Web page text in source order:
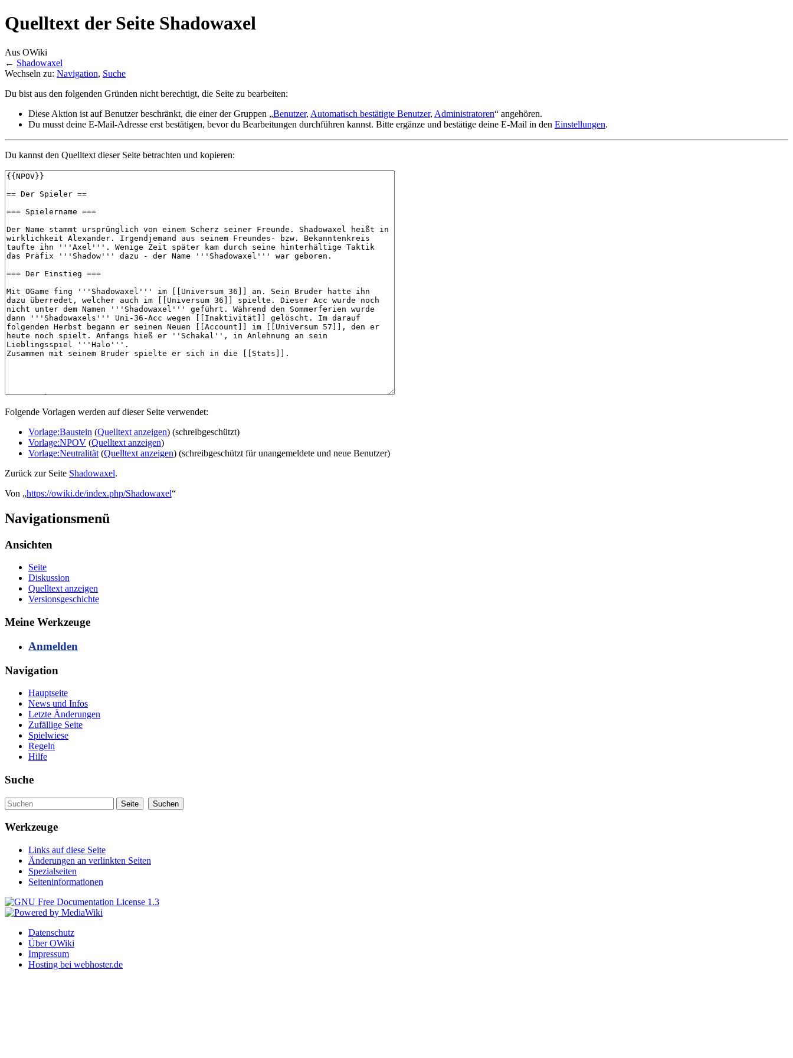
Quelltext der Seite Shadowaxel
Aus OWiki
← Shadowaxel
Wechseln zu: Navigation, Suche
Du bist aus den folgenden Gründen nicht berechtigt, die Seite zu bearbeiten:
Diese Aktion ist auf Benutzer beschränkt, die einer der Gruppen „Benutzer, Automatisch bestätigte Benutzer, Administratoren“ angehören.
Du musst deine E-Mail-Adresse erst bestätigen, bevor du Bearbeitungen durchführen kannst. Bitte ergänze und bestätige deine E-Mail in den Einstellungen.
Du kannst den Quelltext dieser Seite betrachten und kopieren:
Folgende Vorlagen werden auf dieser Seite verwendet:
Vorlage:Baustein (Quelltext anzeigen) (schreibgeschützt)
Vorlage:NPOV (Quelltext anzeigen)
Vorlage:Neutralität (Quelltext anzeigen) (schreibgeschützt für unangemeldete und neue Benutzer)
Zurück zur Seite Shadowaxel.
Von „https://owiki.de/index.php/Shadowaxel“
Navigationsmenü
Ansichten
Seite
Diskussion
Quelltext anzeigen
Versionsgeschichte
Meine Werkzeuge
Anmelden
Navigation
Hauptseite
News und Infos
Letzte Änderungen
Zufällige Seite
Spielwiese
Regeln
Hilfe
Suche
Werkzeuge
Links auf diese Seite
Änderungen an verlinkten Seiten
Spezialseiten
Seiteninformationen
Datenschutz
Über OWiki
Impressum
Hosting bei webhoster.de